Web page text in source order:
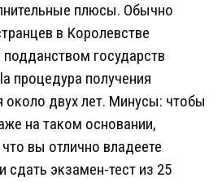
плюсы. Обычно
в Королевстве
подданством государств
процедура получения
около двух лет. Минусы: чтобы
на таком основании,
вы отлично владеете
экзамен-тест из 25